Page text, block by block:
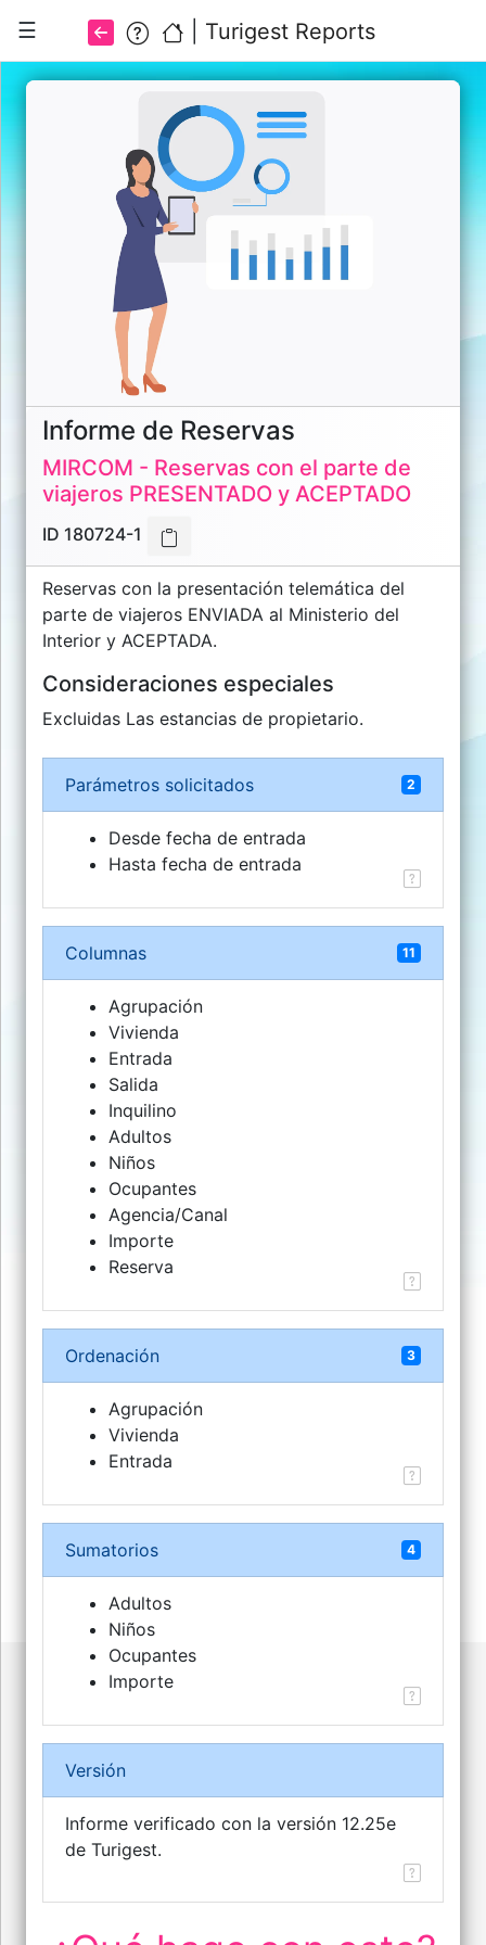
☰ Turigest Reports
informes
Turisoft
turisoft.com
Informe de Reservas
MIRCOM - Reservas con el parte de
viajeros PRESENTADO y ACEPTADO
ID 180724-1
Reservas con la presentación telemática del
parte de viajeros ENVIADA al Ministerio del
Interior y ACEPTADA.
Consideraciones especiales
Excluidas Las estancias de propietario.
Parámetros solicitados 2
Desde fecha de entrada
Hasta fecha de entrada
Columnas 11
Agrupación
Vivienda
Entrada
Salida
Inquilino
Adultos
Niños
Ocupantes
Agencia/Canal
Importe
Reserva
Ordenación 3
Agrupación
Vivienda
Entrada
Sumatorios 4
Adultos
Niños
Ocupantes
Importe
Versión
Informe verificado con la versión 12.25e
de Turigest.